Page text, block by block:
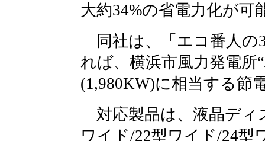
大約34%の省電力化が可
同社は、「エコ番人の
れば、横浜市風力発電所
(1,980KW)に相当する節
対応製品は、液晶ディ
ワイド/22型ワイド/24型